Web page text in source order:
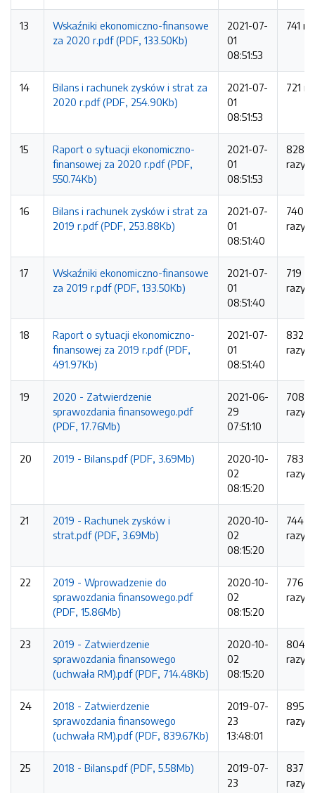
13
Wskaźniki ekonomiczno-finansowe
za 2020 r.pdf (PDF, 133.50Kb)
2021-07-
01
08:51:53
741
14
Bilans i rachunek zysków i strat za
2020 r.pdf (PDF, 254.90Kb)
2021-07-
01
08:51:53
721
15
Raport o sytuacji ekonomiczno-
finansowej za 2020 r.pdf (PDF,
550.74Kb)
2021-07-
01
08:51:53
828
razy
16
Bilans i rachunek zysków i strat za
2019 r.pdf (PDF, 253.88Kb)
2021-07-
01
08:51:40
740
razy
17
Wskaźniki ekonomiczno-finansowe
za 2019 r.pdf (PDF, 133.50Kb)
2021-07-
01
08:51:40
719
razy
18
Raport o sytuacji ekonomiczno-
finansowej za 2019 r.pdf (PDF,
491.97Kb)
2021-07-
01
08:51:40
832
razy
19
2020 - Zatwierdzenie
sprawozdania finansowego.pdf
(PDF, 17.76Mb)
2021-06-
29
07:51:10
708
razy
20 2019 - Bilans.pdf (PDF, 3.69Mb)
2020-10-
02
08:15:20
783
razy
21
2019 - Rachunek zysków i
strat.pdf (PDF, 3.69Mb)
2020-10-
02
08:15:20
744
razy
22
2019 - Wprowadzenie do
sprawozdania finansowego.pdf
(PDF, 15.86Mb)
2020-10-
02
08:15:20
776
razy
23
2019 - Zatwierdzenie
sprawozdania finansowego
(uchwała RM).pdf (PDF, 714.48Kb)
2020-10-
02
08:15:20
804
razy
24
2018 - Zatwierdzenie
sprawozdania finansowego
(uchwała RM).pdf (PDF, 839.67Kb)
2019-07-
23
13:48:01
895
razy
25 2018 - Bilans.pdf (PDF, 5.58Mb)
2019-07-
23
837
razy